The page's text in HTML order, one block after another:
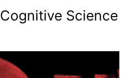
Cognitive Science